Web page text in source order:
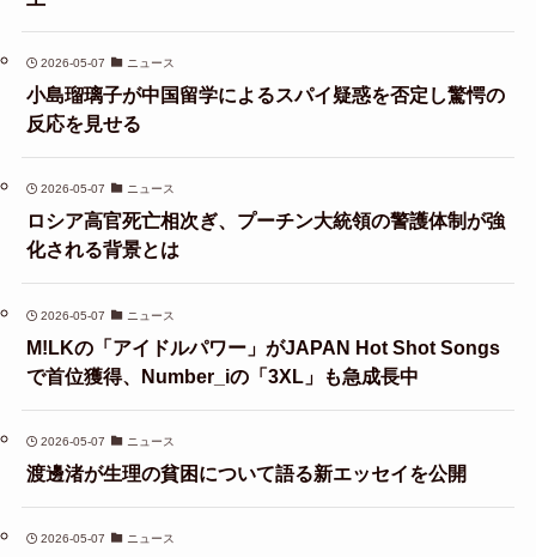
2026-05-07 ニュース
小島瑠璃子が中国留学によるスパイ疑惑を否定し驚愕の
反応を見せる
2026-05-07 ニュース
ロシア高官死亡相次ぎ、プーチン大統領の警護体制が強
化される背景とは
2026-05-07 ニュース
M!LKの「アイドルパワー」がJAPAN Hot Shot Songs
で首位獲得、Number_iの「3XL」も急成長中
2026-05-07 ニュース
渡邊渚が生理の貧困について語る新エッセイを公開
2026-05-07 ニュース